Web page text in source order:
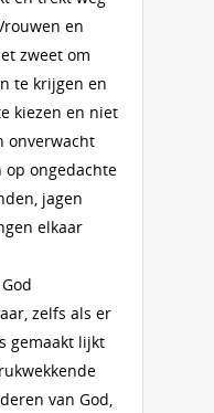
en
zweet om
te krijgen en
kiezen en niet
onverwacht
op ongedachte
jagen
elkaar
zelfs als er
gemaakt lijkt
van God,